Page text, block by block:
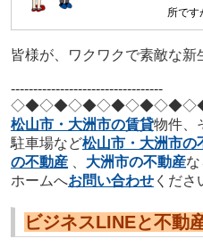
所です
皆様が、ワクワクで素敵な新
----------------------------------
◇◆◇◆◇◆◇◆◇◆◇◆
松山市・大洲市の賃貸物件、
駐車場など松山市・大洲市の
の不動産、 大洲市の不動産な
ホームへお問い合わせくださ
ビジネスLINEと不動